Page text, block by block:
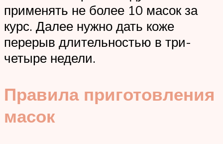
применять не более 10 масок за
курс. Далее нужно дать коже
перерыв длительностью в три-
четыре недели.
Правила приготовления
масок